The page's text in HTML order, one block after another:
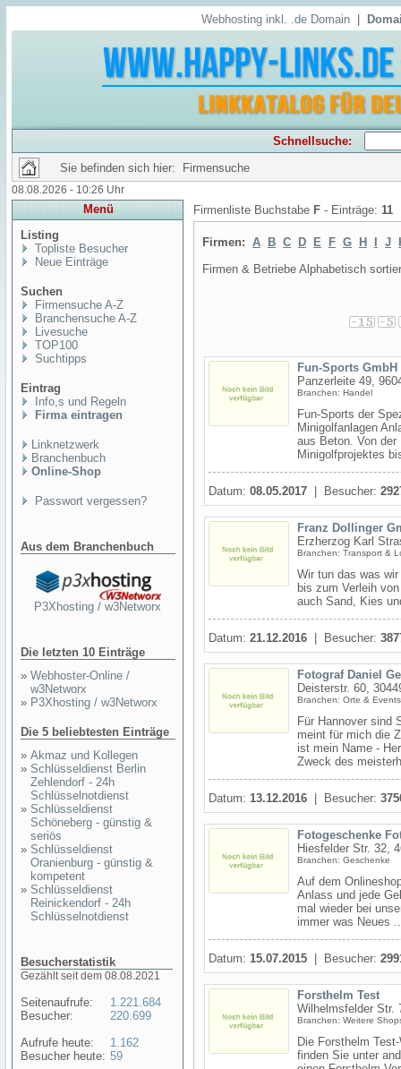
Webhosting inkl. .de Domain
Schnellsuche:
Sie befinden sich hier: Firmensuche
08.08.2026 - 10:26 Uhr
Menü
Listing
Topliste Besucher
Neue Einträge
Suchen
Firmensuche A-Z
Branchensuche A-Z
Livesuche
TOP100
Suchtipps
Eintrag
Info,s und Regeln
Firma eintragen
Linknetzwerk
Branchenbuch
Online-Shop
Passwort vergessen?
Aus dem Branchenbuch
P3Xhosting / w3Networx
Die letzten 10 Einträge
» Webhoster-Online /
w3Networx
» P3Xhosting / w3Networx
Die 5 beliebtesten Einträge
» Akmaz und Kollegen
» Schlüsseldienst Berlin
Zehlendorf - 24h
Schlüsselnotdienst
» Schlüsseldienst
Schöneberg - günstig &
seriös
» Schlüsseldienst
Oranienburg - günstig &
kompetent
» Schlüsseldienst
Reinickendorf - 24h
Schlüsselnotdienst
Besucherstatistik
Gezählt seit dem 08.08.2021
Seitenaufrufe:
Besucher:
Aufrufe heute:
Besucher heute:
1.221.684
220.699
1.162
59
Firmenliste Buchstabe F - Einträge: 11
Firmen: A B C D E F G H J
Firmen & Betriebe Alphabetisch
Fun-Sports GmbH
Panzerleite 49,
Branchen: Handel
Fun-Sports der
Minigolfanlagen
aus Beton. Von der
Minigolfprojektes
Datum: 08.05.2017 | Besucher:
Franz Dollinger
Erzherzog Karl
Branchen: Transport &
Wir tun das was
bis zum Verleih
auch Sand, Kies
Datum: 21.12.2016 | Besucher:
Fotograf Daniel
Deisterstr. 60,
Branchen: Orte & Events
Für Hannover sind
meint für mich die
ist mein Name -
Zweck des
Datum: 13.12.2016 | Besucher:
Fotogeschenke
Hiesfelder Str. 32,
Branchen: Geschenke
Auf dem
Anlass und jede
mal wieder bei
immer was Neues
Datum: 15.07.2015 | Besucher:
Forsthelm Test
Wilhelmsfelder Str.
Branchen: Weitere
Die Forsthelm
finden Sie unter